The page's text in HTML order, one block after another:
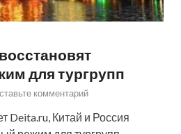
для тургрупп
комментарий
Deita.ru, Китай и Россия